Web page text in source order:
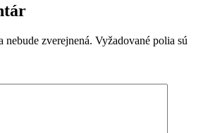
nebude zverejnená. Vyžadované polia sú